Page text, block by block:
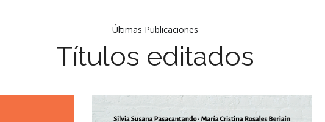
Últimas Publicaciones
Títulos editados